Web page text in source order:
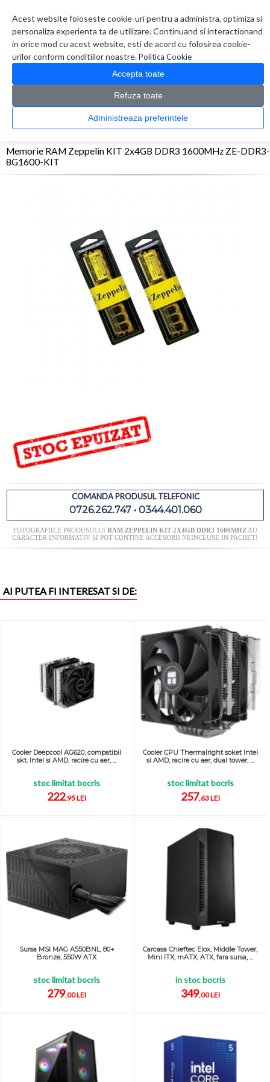
Acest website foloseste cookie-uri pentru a administra, optimiza si
personaliza experienta ta de utilizare. Continuand si interactionand
in orice mod cu acest website, esti de acord cu folosirea cookie-
urilor conform conditiilor noastre.Politica Cookie
Accepta toate
Refuza toate
Administreaza preferintele
0 produs(e)
CATALOG PRODUSE
Componente PC > Memorii > Memorie RAM Zeppelin KIT 2x4GB
Memorie RAM Zeppelin KIT 2x4GB DDR3 1600MHz ZE-DDR3-
8G1600-KIT
COMANDA PRODUSUL TELEFONIC
0726.262.747 • 0344.401.060
FOTOGRAFIILE PRODUSULUI RAM ZEPPELIN KIT 2X4GB DDR3 1600MHZAU
CARACTER INFORMATIV SI POT CONTINE ACCESORII NEINCLUSE IN PACHET!
AI PUTEA FI INTERESAT SI DE:
Cooler Deepcool AG620, compatibil
skt. Intel si AMD, racire cu aer, ...
stoc limitat bocris
222,95 LEI
Cooler CPU Thermalright soket Intel
si AMD, racire cu aer, dual tower, ...
stoc limitat bocris
257,63 LEI
Sursa MSI MAG A550BNL, 80+
Bronze, 550W ATX
stoc limitat bocris
279,00 LEI
Carcasa Chieftec Elox, Middle Tower,
Mini ITX, mATX, ATX, fara sursa, ...
in stoc bocris
349,00 LEI